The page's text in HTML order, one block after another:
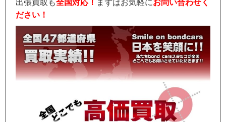
出張買取も全国対応！ まずはお気軽にお問い合わせく
ださい！